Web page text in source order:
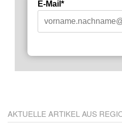
E-Mail*
AKTUELLE ARTIKEL AUS